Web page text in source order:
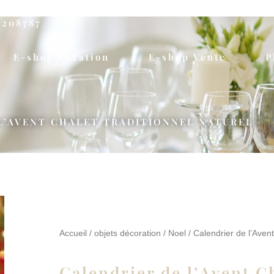
E-shop Location E-shop Vente
CHALET TRADITIONNEL NATUREL
Accueil / objets décoration / Noel / Calendrier de